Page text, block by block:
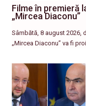
Filme în premieră
„Mircea Diaconu”
Sâmbătă, 8 august 2026,
„Mircea Diaconu” va fi